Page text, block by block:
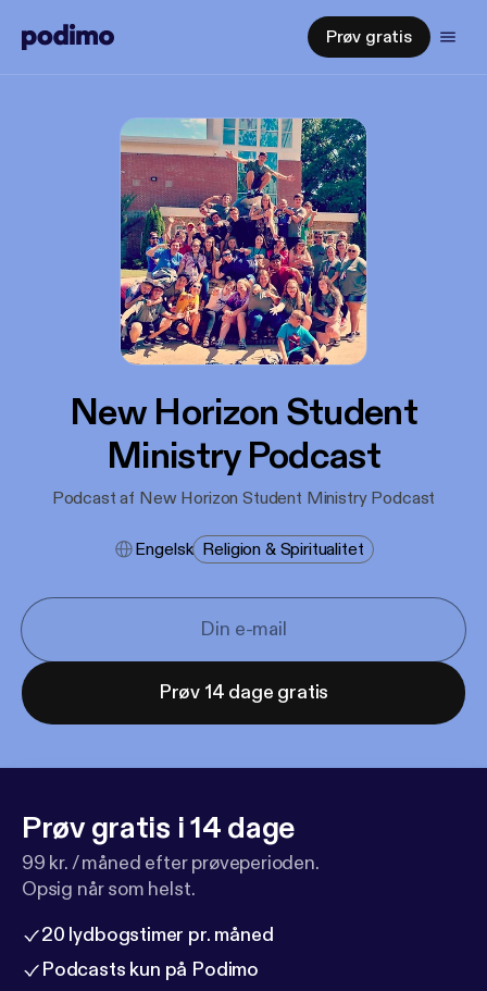
Prøv gratis
New Horizon Student
Ministry Podcast
Podcast af New Horizon Student Ministry Podcast
Engelsk Religion & Spiritualitet
Prøv 14 dage gratis
Prøv gratis i 14 dage
99 kr. / måned efter prøveperioden.
Opsig når som helst.
20 lydbogstimer pr. måned
Podcasts kun på Podimo